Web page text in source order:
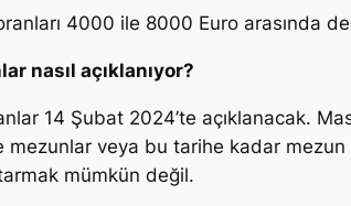
4000 ile 8000 Euro arasında
nasıl açıklanıyor?
14 Şubat 2024’te açıklanacak.
mezunlar veya bu tarihe kadar
mümkün değil.